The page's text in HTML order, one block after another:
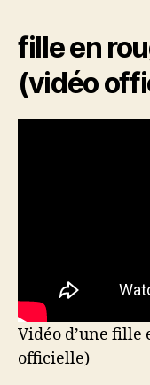
fille en
(vidéo
Vidéo d’une fille
officielle)